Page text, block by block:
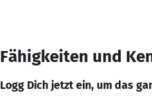
Fähigkeiten und
Logg Dich jetzt ein, um das